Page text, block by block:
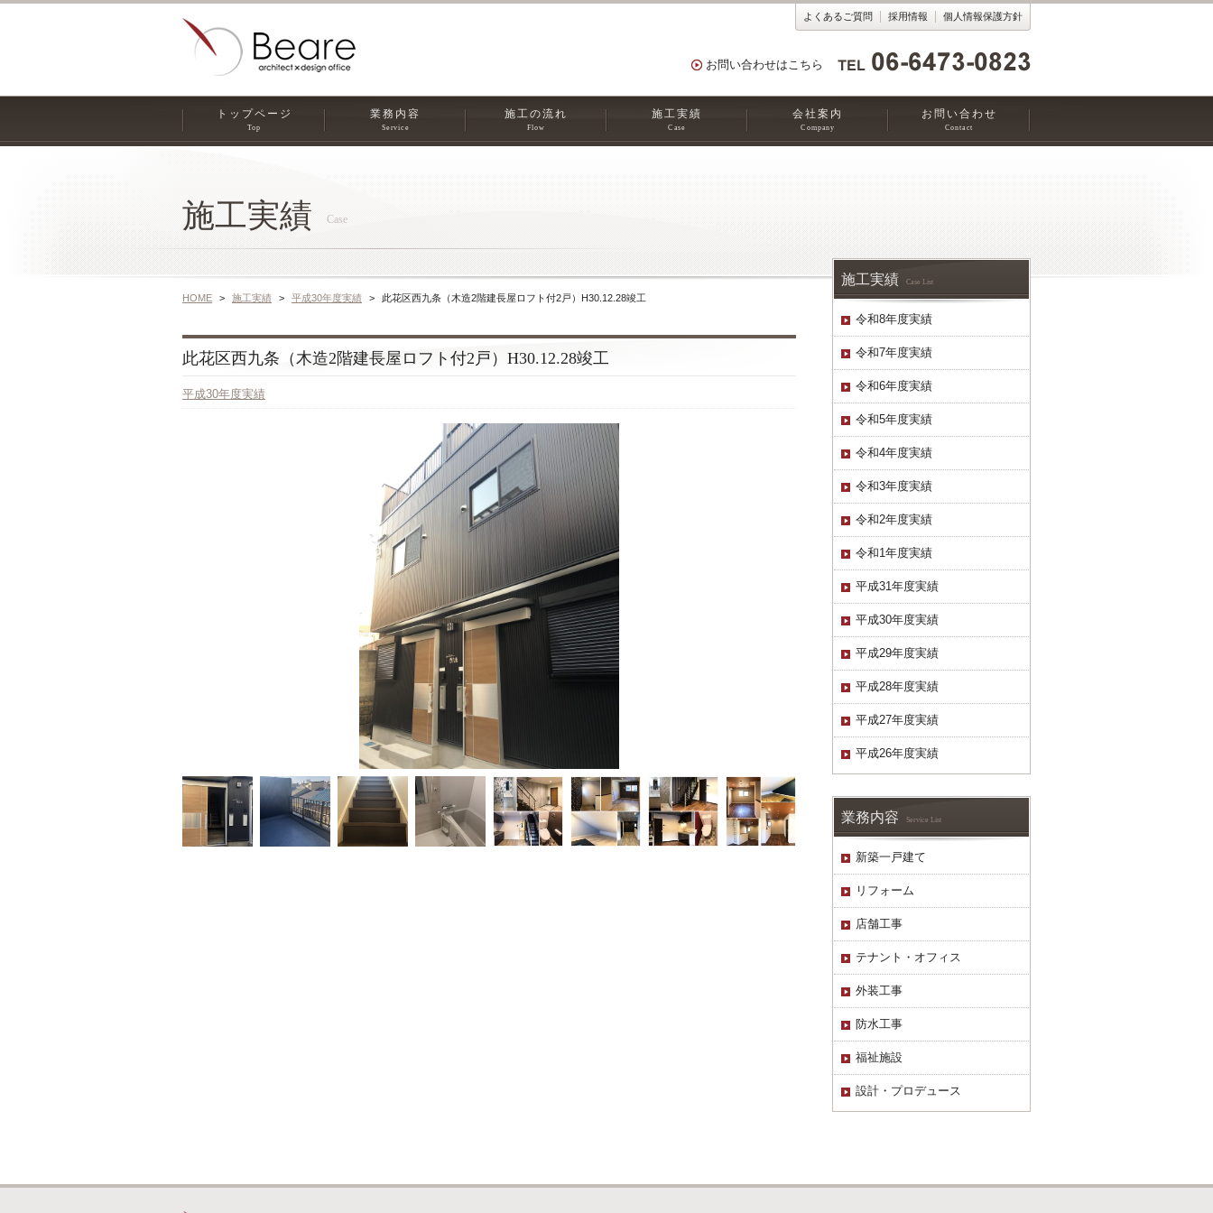
よくあるご質問 採用情報 個人情報保護方針
お問い合わせはこちら
トップページ
Top
業務内容
Service
施工の流れ
Flow
施工実績
Case
会社案内
Company
お問い合わせ
Contact
施工実績 Case
HOME 施工実績 平成30年度実績 此花区西九条（木造2階建長屋ロフト付2戸）H30.12.28竣工
此花区西九条（木造2階建長屋ロフト付2戸）H30.12.28竣工
平成30年度実績
施工実績 Case List
令和8年度実績
令和7年度実績
令和6年度実績
令和5年度実績
令和4年度実績
令和3年度実績
令和2年度実績
令和1年度実績
平成31年度実績
平成30年度実績
平成29年度実績
平成28年度実績
平成27年度実績
平成26年度実績
業務内容 Service List
新築一戸建て
リフォーム
店舗工事
テナント・オフィス
外装工事
防水工事
福祉施設
設計・プロデュース